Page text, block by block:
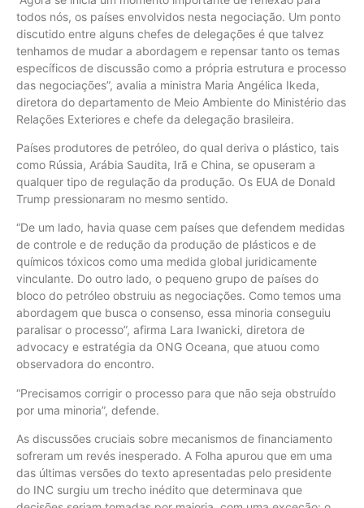
todos nós, os países envolvidos nesta negociação. Um ponto
discutido entre alguns chefes de delegações é que talvez
tenhamos de mudar a abordagem e repensar tanto os temas
específicos de discussão como a própria estrutura e processo
das negociações”, avalia a ministra Maria Angélica Ikeda,
diretora do departamento de Meio Ambiente do Ministério das
Relações Exteriores e chefe da delegação brasileira.
Países produtores de petróleo, do qual deriva o plástico, tais
como Rússia, Arábia Saudita, Irã e China, se opuseram a
qualquer tipo de regulação da produção. Os EUA de Donald
Trump pressionaram no mesmo sentido.
“De um lado, havia quase cem países que defendem medidas
de controle e de redução da produção de plásticos e de
químicos tóxicos como uma medida global juridicamente
vinculante. Do outro lado, o pequeno grupo de países do
bloco do petróleo obstruiu as negociações. Como temos uma
abordagem que busca o consenso, essa minoria conseguiu
paralisar o processo”, afirma Lara Iwanicki, diretora de
advocacy e estratégia da ONG Oceana, que atuou como
observadora do encontro.
“Precisamos corrigir o processo para que não seja obstruído
por uma minoria”, defende.
As discussões cruciais sobre mecanismos de financiamento
sofreram um revés inesperado. A Folha apurou que em uma
das últimas versões do texto apresentadas pelo presidente
do INC surgiu um trecho inédito que determinava que